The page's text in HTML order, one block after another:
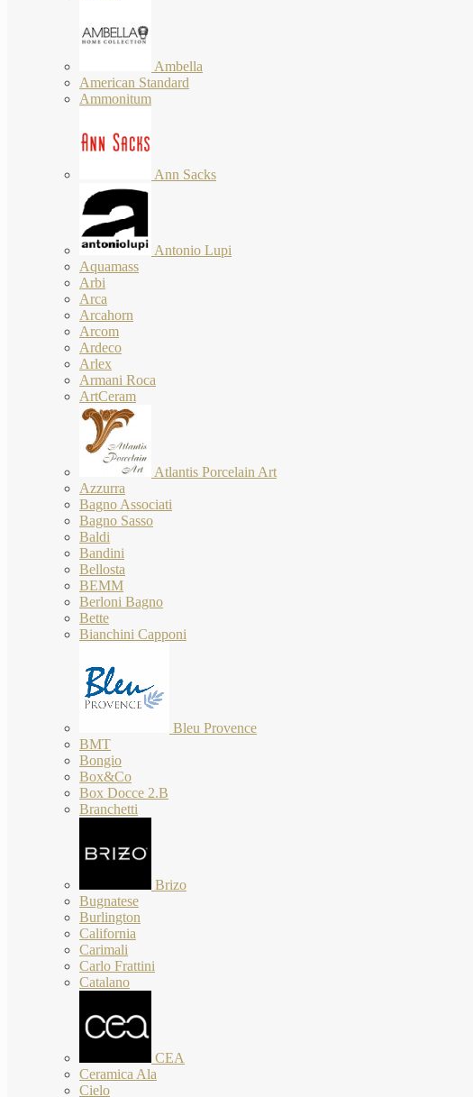
Ambella
American Standard
Ammonitum
Ann Sacks
Antonio Lupi
Aquamass
Arbi
Arca
Arcahorn
Arcom
Ardeco
Arlex
Armani Roca
ArtCeram
Atlantis Porcelain Art
Azzurra
Bagno Associati
Bagno Sasso
Baldi
Bandini
Bellosta
BEMM
Berloni Bagno
Bette
Bianchini Capponi
Bleu Provence
BMT
Bongio
Box&Co
Box Docce 2.B
Branchetti
Brizo
Bugnatese
Burlington
California
Carimali
Carlo Frattini
Catalano
CEA
Ceramica Ala
Cielo